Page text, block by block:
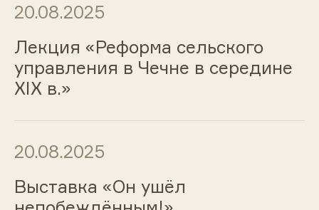
20.08.2025
Лекция «Реформа сельского
управления в Чечне в середине
XIX в.»
20.08.2025
Выставка «Он ушёл